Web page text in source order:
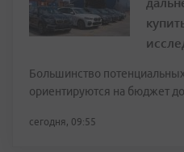
Большинство
ориентируются на бюджет
сегодня, 09:55